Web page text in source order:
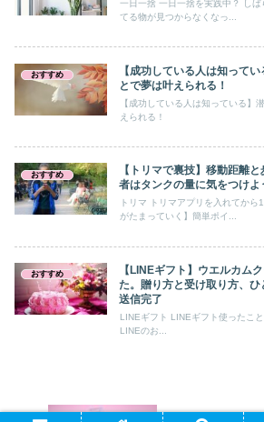
一日一捨 一日一捨を実践中？ し
てる物が見つからなくなっ...
おすすめ
【成功している人は知って
とで夢は叶えられる！
【成功している人は知っている】
えられる！
おすすめ
【トリマで裏技】移動距離
者はタンクの量に気をつけよ
トリマ トリマアプリを入れてか
がたまっていく】簡単ポイ...
おすすめ
【LINEギフト】ウエルカム
た。贈り方と受け取り方、
送信完了
LINEギフト LINEギフト使ったこ
LINEのお...